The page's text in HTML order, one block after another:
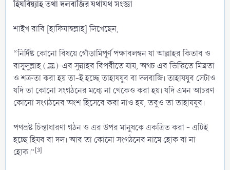
হিযবিয়্যাহ তথা দলবাজির যথাযথ সংজ্ঞা
শাইখ রাবি [হাফিযাহুল্লাহ] লিখেছেন,
“নির্দিষ্ট কোনো বিষয়ে গোঁড়ামিপূর্ণ পক্ষাবলম্বন যা আল্লাহর কিতাব ও
রাসূলুল্লাহ (ﷺ)-এর সুন্নাহর বিপরীতে যায়, অথচ এর ভিত্তিতে মিত্রতা
ও শত্রুতা করা হয় তা-ই হচ্ছে তাহাযযুব বা দলবাজি। তাহাযযুব সেটাও
যদি তা কোনো সংগঠনের মধ্যে না থেকেও করা হয়। যদি এমন আচরণ
কোনো সংগঠনের অংশ হিসেবে করা নাও হয়, তবুও তা তাহাযযুব।
পথভ্রষ্ট চিন্তাধারণা গঠন ও এর উপর মানুষকে একত্রিত করা - এটিই
হচ্ছে হিযব বা দল। আর তা কোনো সংগঠনের নামে হোক বা না
হোক।”[3]